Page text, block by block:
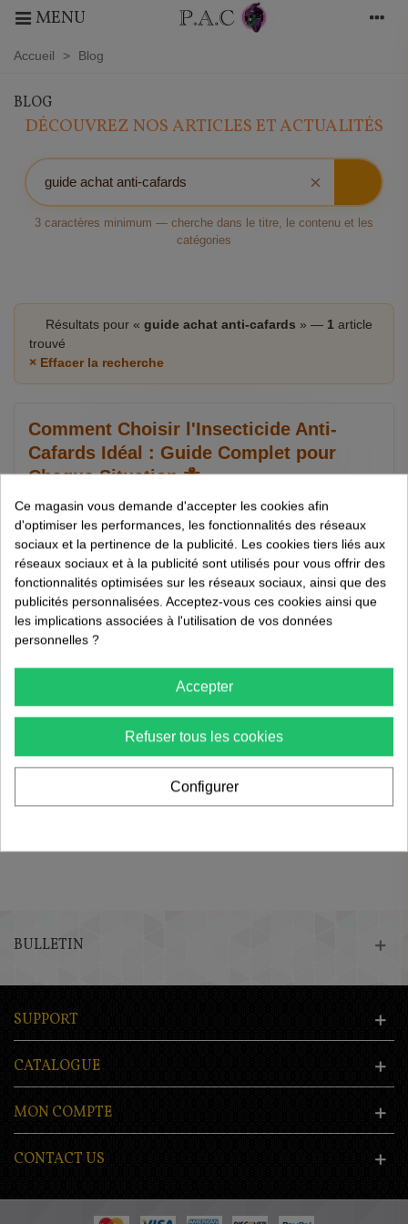
MENU
Accueil > Blog
BLOG
DÉCOUVREZ NOS ARTICLES ET ACTUALITÉS
×
3 caractères minimum — cherche dans le titre, le contenu et les
catégories
Résultats pour « guide achat anti-cafards » — 1 article
trouvé
× Effacer la recherche
Comment Choisir l'Insecticide Anti-
Cafards Idéal : Guide Complet pour
Chaque Situation 🐜
23/05/2026
Méthodes anti-cafards
3 min de lecture
Comment Choisir l'Insecticide Anti-Cafards Idéal : Guide
Complet pour Chaque Situation 🐜 Les cafards sont un
non seulement provoquer du dégoût, mais aussi des
problèmes de santé. Choisir le bon insecticide anti-cafards
est donc crucial pour érad...
BULLETIN
SUPPORT
CATALOGUE
MON COMPTE
CONTACT US
Ce magasin vous demande d'accepter les cookies afin
d'optimiser les performances, les fonctionnalités des réseaux
sociaux et la pertinence de la publicité. Les cookies tiers liés aux
réseaux sociaux et à la publicité sont utilisés pour vous offrir des
fonctionnalités optimisées sur les réseaux sociaux, ainsi que des
publicités personnalisées. Acceptez-vous ces cookies ainsi que
les implications associées à l'utilisation de vos données
personnelles ?
Accepter
Refuser tous les cookies
Configurer